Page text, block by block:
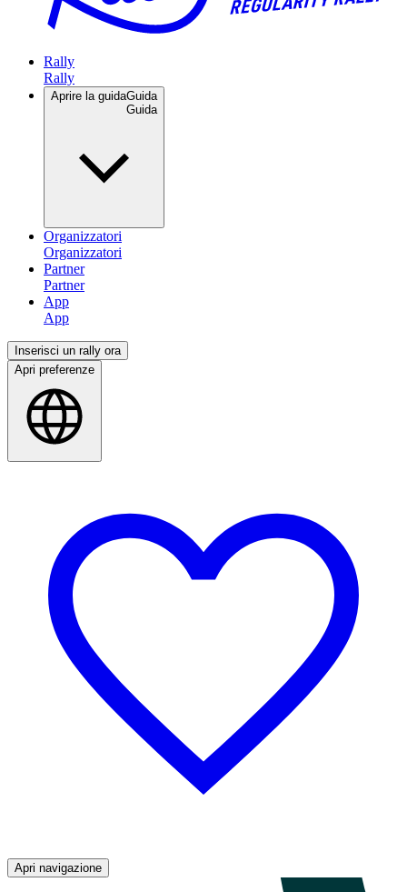
Rally
Aprire la guidaGuida
Organizzatori
Partner
App
Inserisci un rally ora
Apri preferenze
Apri navigazione